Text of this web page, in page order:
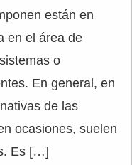
están en
en el área de
o
En general, en
de las
ocasiones, suelen
Es […]